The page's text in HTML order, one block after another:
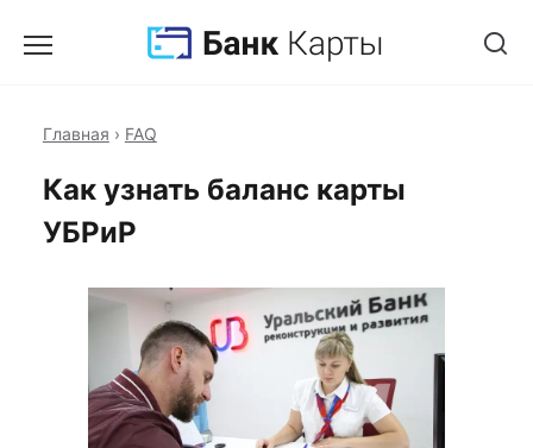
Главная › FAQ
Как узнать баланс карты
УБРиР